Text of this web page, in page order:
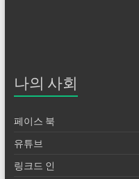
나의 사회
페이스 북
유튜브
링크드 인